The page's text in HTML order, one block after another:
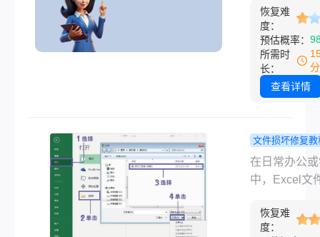
工具的完整
案，并提供
删的实用建
版本文件保
版本、复制
覆盖同名文
软件自动更
了重要文档
恢复被替换
件。那么被
文件怎么找
的实用恢复
涵盖免费工
恢复难
度：
预估概率：
所需时
长：
查看详情
文件损坏修复教
excel文件
么修复？一
在日常办公
中，Excel文
电、病毒感
因导致损坏
恢复难
度：